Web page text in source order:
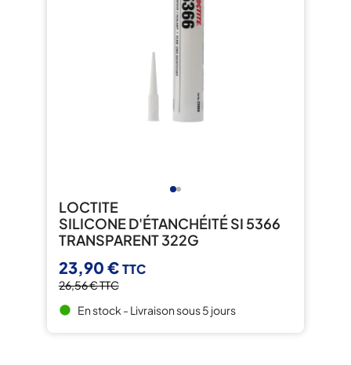
LOCTITE
SILICONE D'ÉTANCHÉITÉ SI 5366
TRANSPARENT 322G
23,90 €TTC
26,56 €TTC
brightness_1 En stock - Livraison sous 5 jours